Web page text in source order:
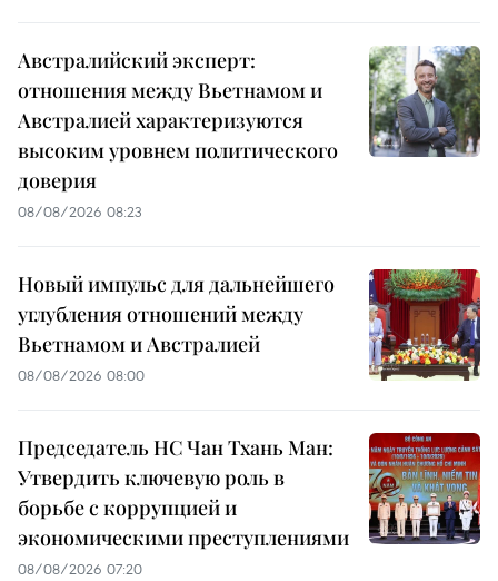
Австралийский эксперт:
отношения между Вьетнамом и
Австралией характеризуются
высоким уровнем политического
доверия
08/08/2026 08:23
Новый импульс для дальнейшего
углубления отношений между
Вьетнамом и Австралией
08/08/2026 08:00
Председатель НС Чан Тхань Ман:
Утвердить ключевую роль в
борьбе с коррупцией и
экономическими преступлениями
08/08/2026 07:20